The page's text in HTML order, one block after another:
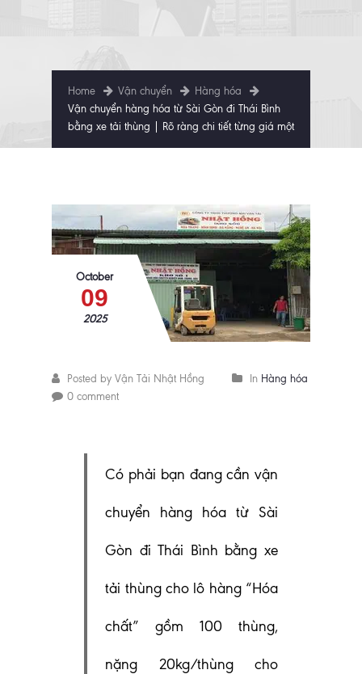
Home Vận chuyển
Hàng hóa
Vận chuyển hàng hóa từ Sài Gòn đi Thái Bình
bằng xe tải thùng | Rõ ràng chi tiết từng giá một
October
09
2025
Posted by Vận Tải Nhật Hồng In Hàng hóa
0 comment
Có phải bạn đang cần vận
chuyển hàng hóa từ Sài
Gòn đi Thái Bình bằng xe
tải thùng cho lô hàng “Hóa
chất” gồm 100 thùng,
nặng 20kg/thùng cho